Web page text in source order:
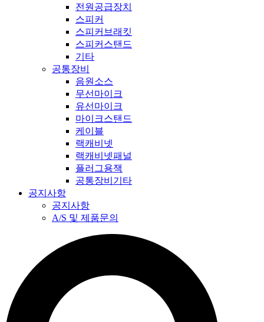
전원공급장치
스피커
스피커브래킷
스피커스탠드
기타
공통장비
음원소스
무선마이크
유선마이크
마이크스탠드
케이블
랙캐비넷
랙캐비넷패널
플러그용잭
공통장비기타
공지사항
공지사항
A/S 및 제품문의